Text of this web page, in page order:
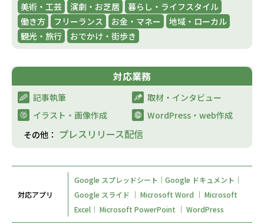
美術・工芸
演劇・お芝居
暮らし・ライフスタイル
働き方
フリーランス お金・マネー
地域・ローカル
観光・旅行
おでかけ・街歩き
対応業務
記事執筆
取材・インタビュー​
イラスト・画像作成​
WordPress・web作成​
その他： プレスリリース配信
対応アプリ
Google スプレッドシート｜Google ドキュメント｜
Google スライド ｜ Microsoft Word ｜ Microsoft
Excel｜ Microsoft PowerPoint ｜ WordPress